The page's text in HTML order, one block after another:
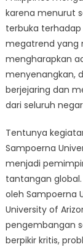
karena menurut
terbuka
megatrend yang
mengharapkan
menyenangkan,
berjejaring dan
dari seluruh
Tentunya
Sampoerna
menjadi
tantangan
oleh Sampoerna
University of
pengembangan
berpikir kritis,